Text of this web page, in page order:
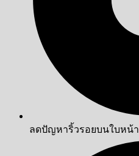
ลดปัญหาริ้วรอยบนใบหน้า